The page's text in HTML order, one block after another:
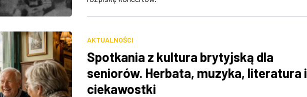
AKTUALNOŚCI
Spotkania z kultura brytyjską dla
seniorów. Herbata, muzyka, literatura i
ciekawostki